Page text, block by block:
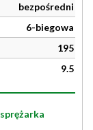
bezpośredni
6-biegowa
195
9.5